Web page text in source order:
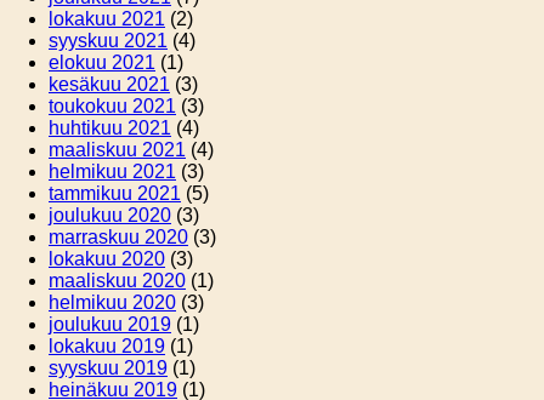
lokakuu 2021 (2)
syyskuu 2021 (4)
elokuu 2021 (1)
kesäkuu 2021 (3)
toukokuu 2021 (3)
huhtikuu 2021 (4)
maaliskuu 2021 (4)
helmikuu 2021 (3)
tammikuu 2021 (5)
joulukuu 2020 (3)
marraskuu 2020 (3)
lokakuu 2020 (3)
maaliskuu 2020 (1)
helmikuu 2020 (3)
joulukuu 2019 (1)
lokakuu 2019 (1)
syyskuu 2019 (1)
heinäkuu 2019 (1)